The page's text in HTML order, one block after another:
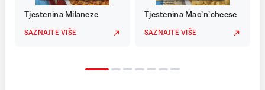
Tjestenina Milaneze
SAZNAJTE VIŠE
Tjestenina Mac’n’cheese
SAZNAJTE VIŠE